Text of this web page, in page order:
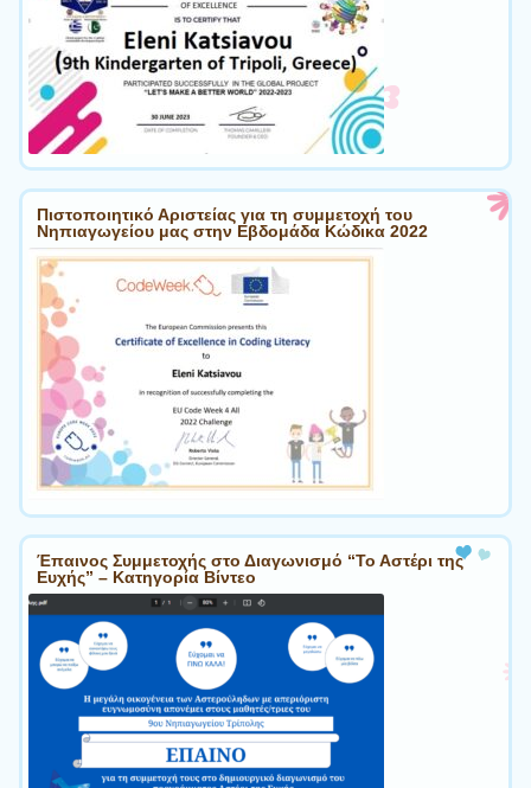
Πιστοποιητικό Αριστείας για τη συμμετοχή του
Νηπιαγωγείου μας στην Εβδομάδα Κώδικα 2022
Έπαινος Συμμετοχής στο Διαγωνισμό “Το Αστέρι της
Ευχής” – Κατηγορία Βίντεο